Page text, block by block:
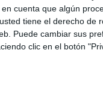
en cuenta que algún
tiene el derecho de
Puede cambiar sus
clic en el botón
laborales
euros